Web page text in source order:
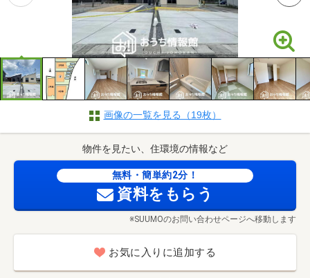
画像の一覧を見る（19枚）
物件を見たい、住環境の情報など
無料・簡単約2分！
資料をもらう
※SUUMOのお問い合わせページへ移動します
お気に入りに追加する